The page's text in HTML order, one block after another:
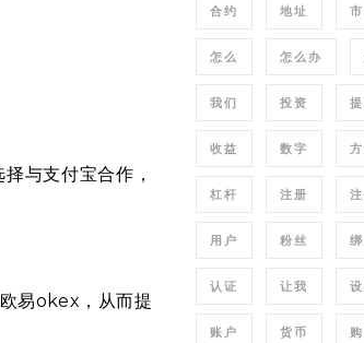
与支付宝合作，
易okex，从而提
合约 地址
怎么 怎么办
我们 投资
收益 数字
杠杆 注册
用户 粉丝
认证 让我
账户 货币